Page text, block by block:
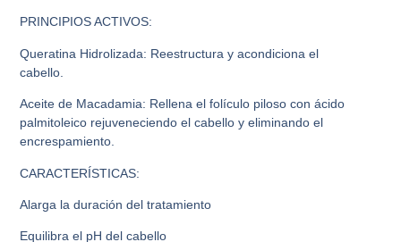
PRINCIPIOS ACTIVOS:
Queratina Hidrolizada: Reestructura y acondiciona el
cabello.
Aceite de Macadamia: Rellena el folículo piloso con ácido
palmitoleico rejuveneciendo el cabello y eliminando el
encrespamiento.
CARACTERÍSTICAS:
Alarga la duración del tratamiento
Equilibra el pH del cabello